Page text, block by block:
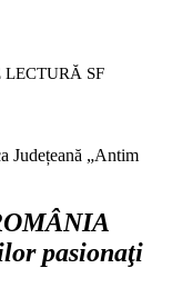
SF
Județeană „Antim
pasionaţi